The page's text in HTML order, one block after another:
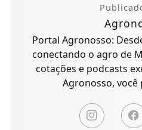
Portal Agronosso:
conectando o agro de
cotações e podcasts
Agronosso,